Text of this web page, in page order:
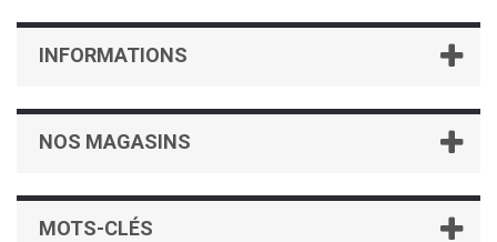
INFORMATIONS
NOS MAGASINS
MOTS-CLÉS